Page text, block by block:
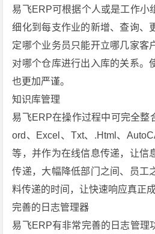
易飞ERP可根据个人或是工作小
细化到每支作业的新增、查询、
定哪个业务员只能开立哪几家客
对哪个仓库进行出入库的关系。
也更加严谨。
知识库管理
易飞ERP在操作过程中可完全整
ord、Excel、Txt、.Html、
等，并作为在线信息传递，让信
传递，大幅降低部门之间、员工
料传递的时间，让快速响应真正成
完善的日志管理器
易飞ERP有非常完善的日志管理